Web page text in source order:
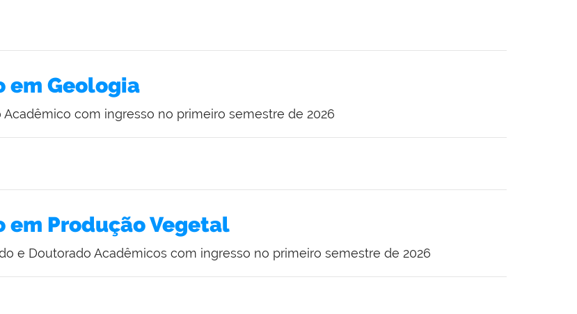
em Geologia
com ingresso no primeiro semestre de 2026
em Produção Vegetal
e Doutorado Acadêmicos com ingresso no primeiro semestre de 2026